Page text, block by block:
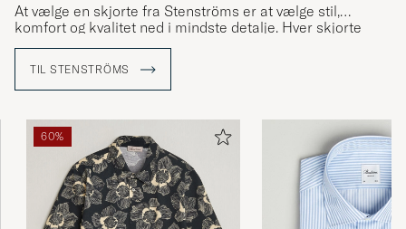
At vælge en skjorte fra Stenströms er at vælge stil,
komfort og kvalitet ned i mindste detalje. Hver skjorte
igennem mindst 60 forskellige trin i produktionen og
adskillige kritiske kvalitetskontroller inden den er færdig.
TIL STENSTRÖMS
60%